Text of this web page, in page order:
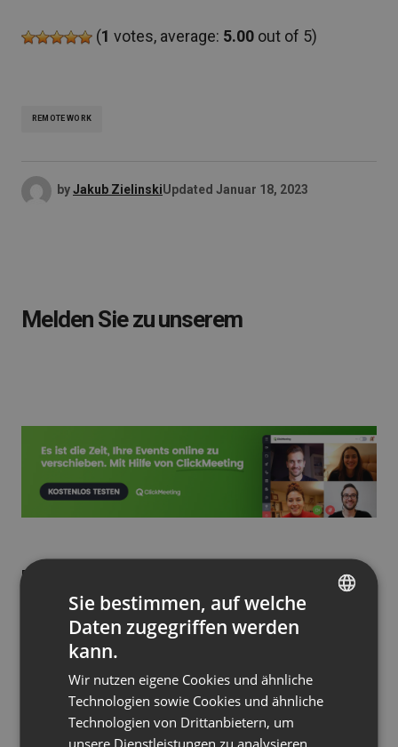
(1 votes, average: 5.00 out of 5)
REMOTE WORK
byJakub ZielinskiUpdated Januar 18, 2023
Melden Sie zu unserem
Read more
ENGLISH
GERMAN
POLISH
Sie bestimmen, auf welche
Daten zugegriffen werden
kann.
Wir nutzen eigene Cookies und ähnliche
Technologien sowie Cookies und ähnliche
Technologien von Drittanbietern, um
unsere Dienstleistungen zu analysieren